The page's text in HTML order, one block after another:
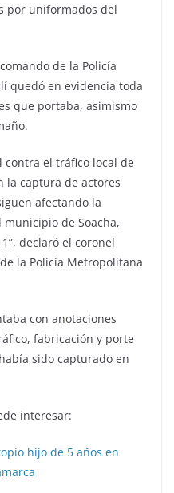
por uniformados del
de la Policía
quedó en evidencia toda
que portaba, asimismo
contra el tráfico local de
la captura de actores
afectando la
de Soacha,
declaró el coronel
la Policía Metropolitana
con anotaciones
fabricación y porte
sido capturado en
interesar:
hijo de 5 años en